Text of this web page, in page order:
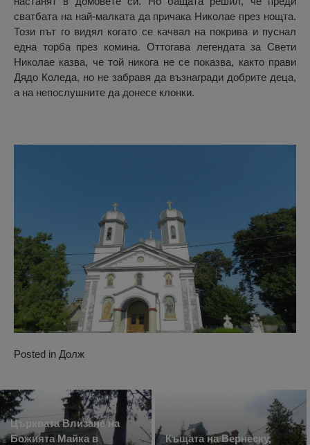
сватбата на най-малката да причака Николае през нощта.
Този път го видял когато се качвал на покрива и пуснал
една торба през комина. Оттогава легендата за Свети
Николае казва, че той никога не се показва, както прави
Дядо Коледа, но не забравя да възнагради добрите деца,
а на непослушните да донесе клонки.
Posted in Долж
Църквата Влизане на
Божията Майка в
Къщата на Вернеску,